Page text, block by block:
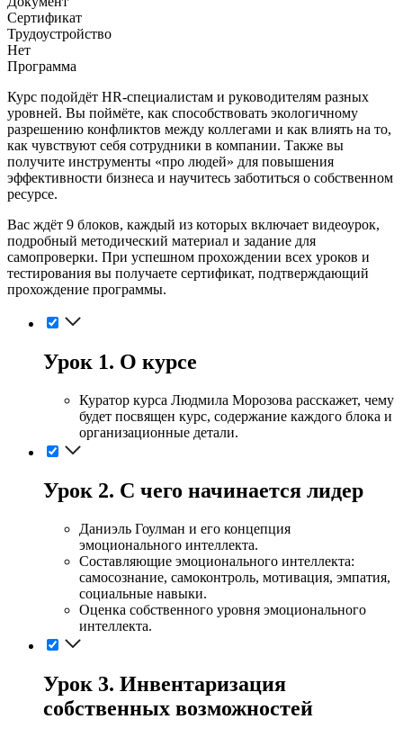
Сертификат
Трудоустройство
Нет
Программа
Курс подойдёт HR-специалистам и руководителям разных
уровней. Вы поймёте, как способствовать экологичному
разрешению конфликтов между коллегами и как влиять на то,
как чувствуют себя сотрудники в компании. Также вы
получите инструменты «про людей» для повышения
эффективности бизнеса и научитесь заботиться о собственном
ресурсе.
Вас ждёт 9 блоков, каждый из которых включает видеоурок,
подробный методический материал и задание для
самопроверки. При успешном прохождении всех уроков и
тестирования вы получаете сертификат, подтверждающий
прохождение программы.
Урок 1. О курсе
Куратор курса Людмила Морозова расскажет, чему
будет посвящен курс, содержание каждого блока и
организационные детали.
Урок 2. С чего начинается лидер
Даниэль Гоулман и его концепция
эмоционального интеллекта.
Составляющие эмоционального интеллекта:
самосознание, самоконтроль, мотивация, эмпатия,
социальные навыки.
Оценка собственного уровня эмоционального
интеллекта.
Урок 3. Инвентаризация
собственных возможностей